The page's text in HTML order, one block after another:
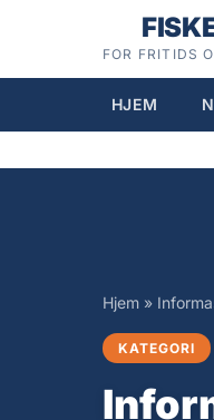
FOR FRITIDS
HJEM
Hjem »
KATEGORI